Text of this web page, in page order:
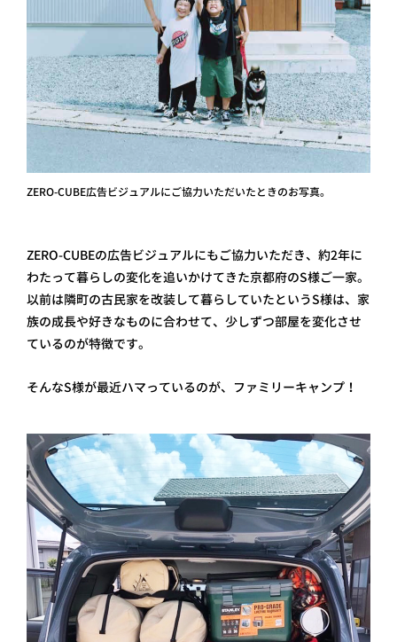
ZERO-CUBE広告ビジュアルにご協力いただいたときのお写真。
ZERO-CUBEの広告ビジュアルにもご協力いただき、約2年に
わたって暮らしの変化を追いかけてきた京都府のS様ご一家。
以前は隣町の古民家を改装して暮らしていたというS様は、家
族の成長や好きなものに合わせて、少しずつ部屋を変化させ
ているのが特徴です。
そんなS様が最近ハマっているのが、ファミリーキャンプ！